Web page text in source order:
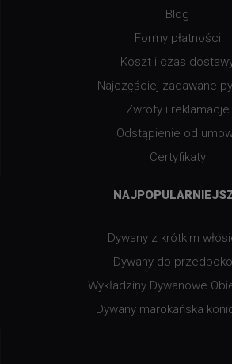
Blog
Formy płatności
Koszt i czas
Najczęściej zadawane
Zwroty i reklamacje
Odstąpienie od
Certyfikaty
Dywany z krótkim
Dywany do
Wykładziny Dywanowe
Dywany marokańska